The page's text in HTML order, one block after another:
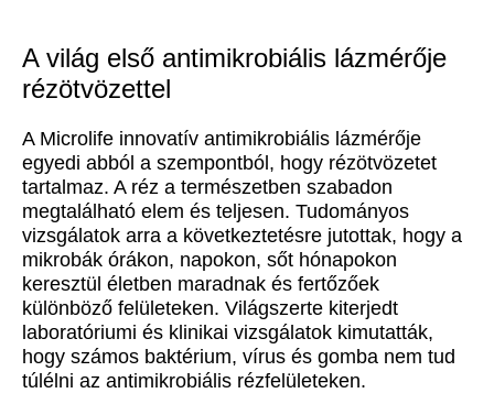
A világ első antimikrobiális lázmérője
rézötvözettel
A Microlife innovatív antimikrobiális lázmérője
egyedi abból a szempontból, hogy rézötvözetet
tartalmaz. A réz a természetben szabadon
megtalálható elem és teljesen. Tudományos
vizsgálatok arra a következtetésre jutottak, hogy a
mikrobák órákon, napokon, sőt hónapokon
keresztül életben maradnak és fertőzőek
különböző felületeken. Világszerte kiterjedt
laboratóriumi és klinikai vizsgálatok kimutatták,
hogy számos baktérium, vírus és gomba nem tud
túlélni az antimikrobiális rézfelületeken.